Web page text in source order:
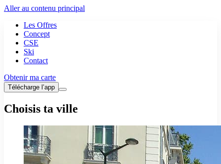
Aller au contenu principal
Les Offres
Concept
CSE
Ski
Contact
Obtenir ma carte
Télécharge l’app
Choisis ta ville